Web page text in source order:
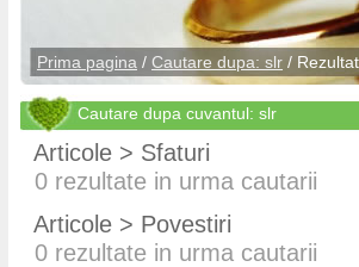
Prima pagina / Cautare dupa: slr /
Cautare dupa cuvantul: slr
Articole > Sfaturi
0 rezultate in urma cautarii
Articole > Povestiri
0 rezultate in urma cautarii